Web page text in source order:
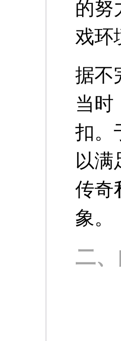
的努
戏环
据不
当时
扣。
以满
传奇
象。
二